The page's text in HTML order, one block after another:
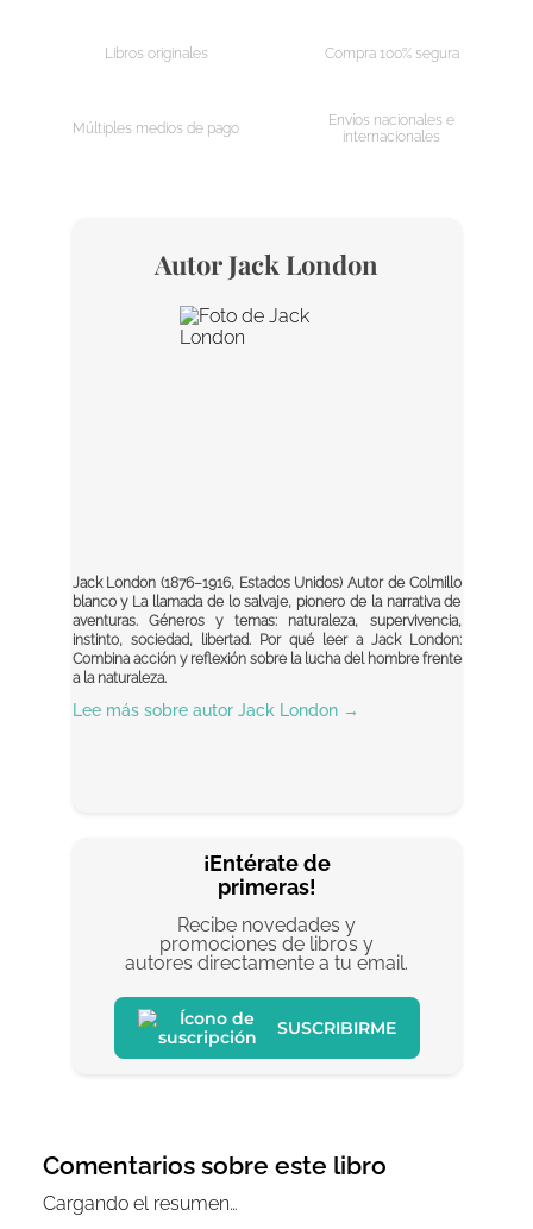
Libros originales Compra 100% segura
Múltiples medios de pago
Envíos nacionales e
internacionales
AutorJack London
Jack London (1876–1916, Estados Unidos) Autor de Colmillo
blanco y La llamada de lo salvaje, pionero de la narrativa de
aventuras. Géneros y temas: naturaleza, supervivencia,
instinto, sociedad, libertad. Por qué leer a Jack London:
Combina acción y reflexión sobre la lucha del hombre frente
a la naturaleza.
Lee más sobre autor Jack London→
¡Entérate de
primeras!
Recibe novedades y
promociones de libros y
autores directamente a tu email.
SUSCRIBIRME
Comentarios sobre este libro
Cargando el resumen…